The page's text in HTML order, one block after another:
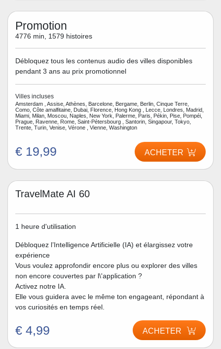
Promotion
4776 min, 1579 histoires
Débloquez tous les contenus audio des villes disponibles
pendant 3 ans au prix promotionnel
Villes incluses
Amsterdam , Assise, Athènes, Barcelone, Bergame, Berlin, Cinque Terre,
Como, Côte amalfitaine, Dubai, Florence, Hong Kong , Lecce, Londres, Madrid,
Miami, Milan, Moscou, Naples, New York, Palerme, Paris, Pékin, Pise, Pompéi,
Prague, Ravenne, Rome, Saint-Pétersbourg , Santorin, Singapour, Tokyo,
Trente, Turin, Venise, Vérone , Vienne, Washington
€ 19,99 ACHETER
TravelMate AI 60
1 heure d'utilisation
Débloquez l’Intelligence Artificielle (IA) et élargissez votre
expérience
Vous voulez approfondir encore plus ou explorer des villes
non encore couvertes par l\'application ?
Activez notre IA.
Elle vous guidera avec le même ton engageant, répondant à
vos curiosités en temps réel.
€ 4,99 ACHETER